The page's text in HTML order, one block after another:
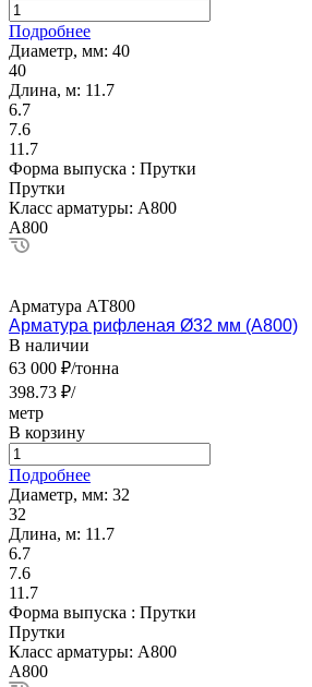
Подробнее
Диаметр, мм: 40
40
Длина, м: 11.7
6.7
7.6
11.7
Форма выпуска : Прутки
Прутки
Класс арматуры: А800
А800
Арматура АТ800
Арматура рифленая Ø32 мм (А800)
В наличии
63 000 ₽/тонна
398.73 ₽/
метр
В корзину
Подробнее
Диаметр, мм: 32
32
Длина, м: 11.7
6.7
7.6
11.7
Форма выпуска : Прутки
Прутки
Класс арматуры: А800
А800